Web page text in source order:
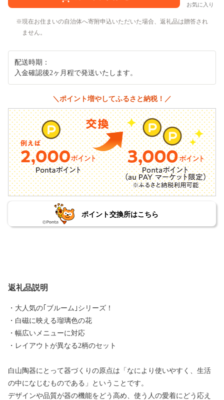
お気に入り
現在お住まいの自治体へ寄附申込いただいた場合、返礼品は贈答され
ません。
配送時期：
入金確認後2ヶ月程で発送いたします。
＼ポイント増やしてふるさと納税！／
ポイント交換所はこちら
返礼品説明
・大人気の｢ブルーム｣シリーズ！
・白磁に映える瑠璃色の花
・幅広いメニューに対応
・レイアウトが異なる2柄のセット
白山陶器にとって器づくりの原点は「なにより使いやすく、生活
の中になじむものである」ということです。
デザインや品質が器の機能をどう高め、使う人の愛着にどう応え